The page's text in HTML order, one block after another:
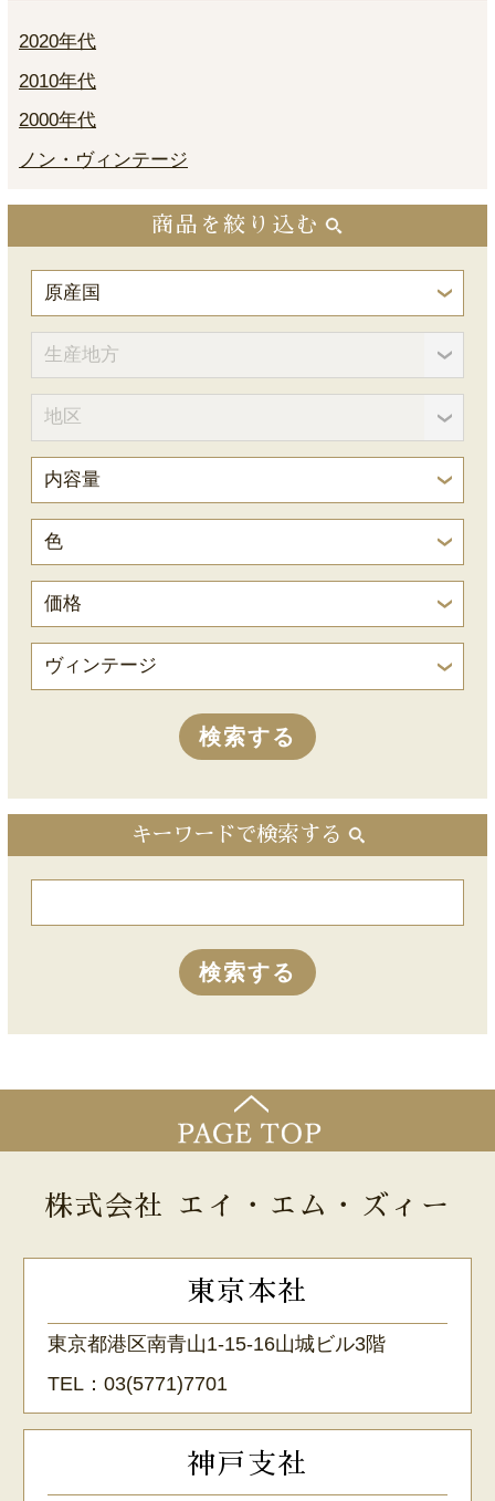
2020年代
2010年代
2000年代
ノン・ヴィンテージ
商品を絞り込む
キーワードで検索する
株式会社 エイ・エム・ズィー
東京本社
東京都港区南青山1-15-16山城ビル3階
TEL：03(5771)7701
神戸支社